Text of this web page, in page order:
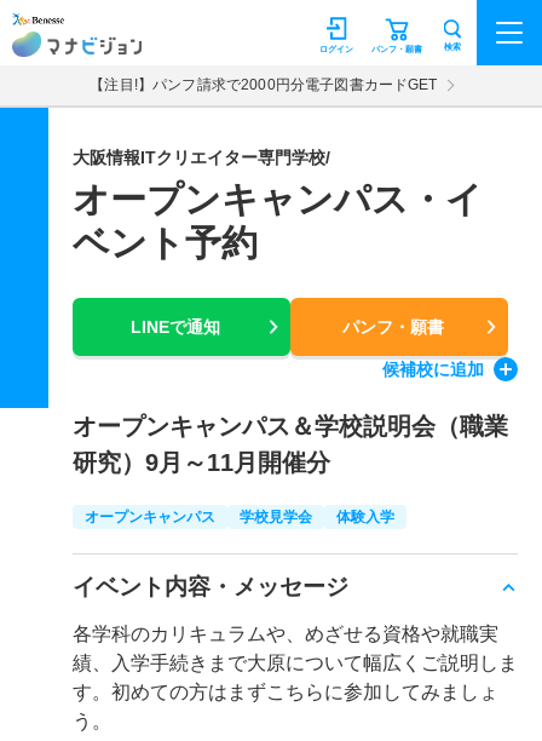
マナビジョン パンフ・願書
ログイン 検索
【注目!】パンフ請求で2000円分電子図書カードGET
大阪情報ITクリエイター専門学校/
オープンキャンパス・イ
ベント予約
LINEで通知 パンフ・願書
候補校に追加
オープンキャンパス＆学校説明会（職業
研究）9月～11月開催分
オープンキャンパス 学校見学会 体験入学
イベント内容・メッセージ
各学科のカリキュラムや、めざせる資格や就職実
績、入学手続きまで大原について幅広くご説明しま
す。初めての方はまずこちらに参加してみましょ
う。